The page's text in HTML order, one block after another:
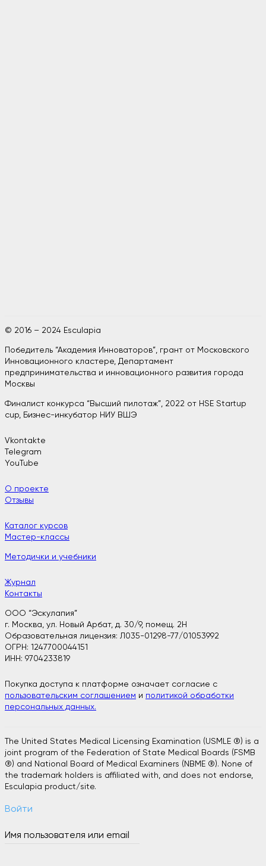
© 2016 – 2024 Esculapia
Победитель “Академия Инноваторов”, грант от Московского
Инновационного кластере, Департамент
предпринимательства и инновационного развития города
Москвы
Финалист конкурса “Высший пилотаж”, 2022 от HSE Startup
cup, Бизнес-инкубатор НИУ ВШЭ
Vkontakte
Telegram
YouTube
О проекте
Отзывы
Каталог курсов
Мастер-классы
Методички и учебники
Журнал
Контакты
ООО “Эскулапия”
г. Москва, ул. Новый Арбат, д. 30/9, помещ. 2H
Образовательная лицензия: Л035-01298-77/01053992
ОГРН: 1247700044151
ИНН: 9704233819
Покупка доступа к платформе означает согласие с
пользовательским соглашением и политикой обработки
персональных данных.
The United States Medical Licensing Examination (USMLE ®) is a
joint program of the Federation of State Medical Boards (FSMB
®) and National Board of Medical Examiners (NBME ®). None of
the trademark holders is affiliated with, and does not endorse,
Esculapia product/site.
Войти
Имя пользователя или email